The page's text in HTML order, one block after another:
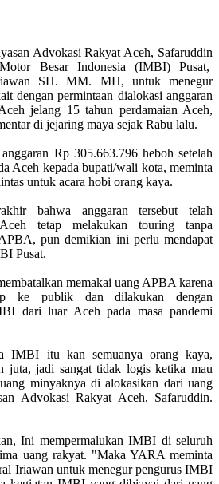
Advokasi Rakyat Aceh, Safaruddin
Besar Indonesia (IMBI) Pusat,
SH. MM. MH, untuk menegur
dengan permintaan dialokasi anggaran
jelang 15 tahun perdamaian Aceh,
di jejaring maya sejak Rabu lalu.
Rp 305.663.796 heboh setelah
Aceh kepada bupati/wali kota, meminta
untuk acara hobi orang kaya.
bahwa anggaran tersebut telah
tetap melakukan touring tanpa
pun demikian ini perlu mendapat
Pusat.
memakai uang APBA karena
ke publik dan dilakukan dengan
dari luar Aceh pada masa pandemi
IMBI itu kan semuanya orang kaya,
juta, jadi sangat tidak logis ketika mau
minyaknya di alokasikan dari uang
Advokasi Rakyat Aceh, Safaruddin.
Ini mempermalukan IMBI di seluruh
uang rakyat. "Maka YARA meminta
Iriawan untuk menegur pengurus IMBI